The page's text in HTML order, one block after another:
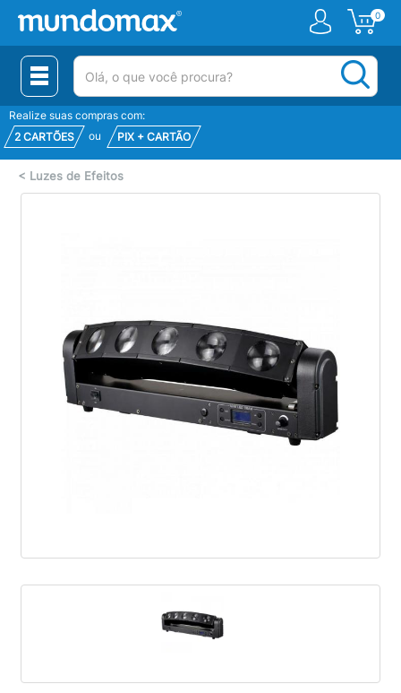
0
(pesquisar)
Realize suas compras com:
2 CARTÕES
ou PIX + CARTÃO
< Luzes de Efeitos